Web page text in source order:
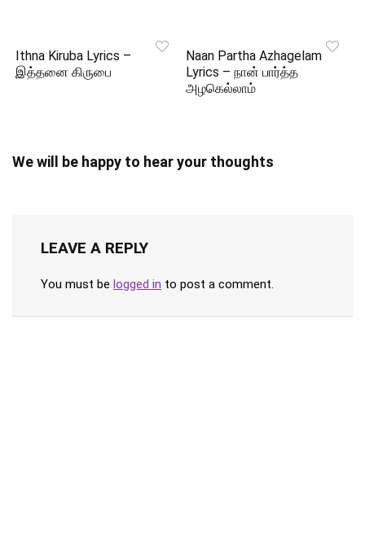
Ithna Kiruba Lyrics –
இத்தனை கிருபை
Naan Partha Azhagelam
Lyrics – நான் பார்த்த
அழகெல்லாம்
We will be happy to hear your thoughts
LEAVE A REPLY
You must be logged in to post a comment.